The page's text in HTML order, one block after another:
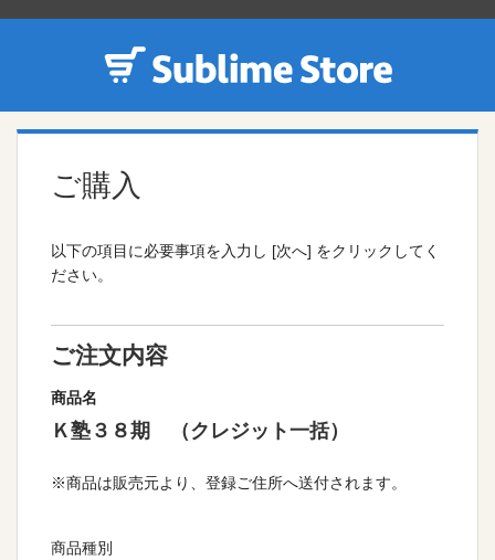
ご購入
以下の項目に必要事項を入力し [次へ] をクリックしてく
ださい。
ご注文内容
商品名
Ｋ塾３８期 （クレジット一括）
※商品は販売元より、登録ご住所へ送付されます。
商品種別